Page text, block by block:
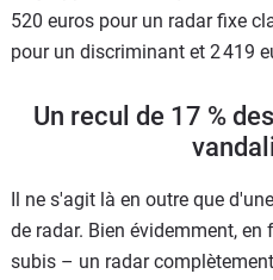
520 euros pour un radar fixe
pour un discriminant et 2 419
Un recul de 17 %
Il ne s'agit là en outre que
de radar. Bien évidemment,
subis – un radar